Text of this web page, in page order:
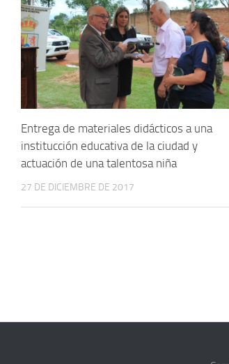
Entrega de materiales didácticos a una
institucción educativa de la ciudad y
actuación de una talentosa niña
27 DE DICIEMBRE DE 2017